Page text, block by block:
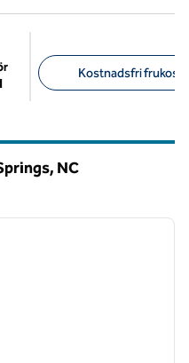
Kostnadsfri frukost
NC
nästa